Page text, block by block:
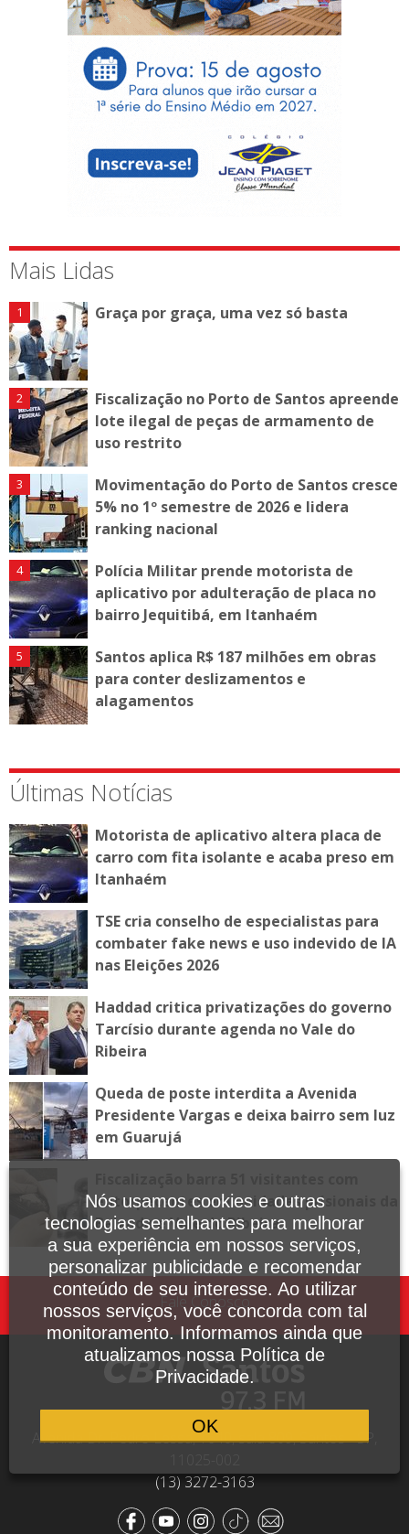
Mais Lidas
Graça por graça, uma vez só basta
Fiscalização no Porto de Santos apreende
lote ilegal de peças de armamento de
uso restrito
Movimentação do Porto de Santos cresce
5% no 1º semestre de 2026 e lidera
ranking nacional
Polícia Militar prende motorista de
aplicativo por adulteração de placa no
bairro Jequitibá, em Itanhaém
Santos aplica R$ 187 milhões em obras
para conter deslizamentos e
alagamentos
Últimas Notícias
Motorista de aplicativo altera placa de
carro com fita isolante e acaba preso em
Itanhaém
TSE cria conselho de especialistas para
combater fake news e uso indevido de IA
nas Eleições 2026
Haddad critica privatizações do governo
Tarcísio durante agenda no Vale do
Ribeira
Queda de poste interdita a Avenida
Presidente Vargas e deixa bairro sem luz
em Guarujá
entorpecentes em unidades prisionais da
Baixada e Vale do Ribeira
Fale Conosco
Avenida Dr. Pedro Lessa, 1640, sala 809, Santos - SP,
(13) 3272-3163
Nós usamos cookies e outras
tecnologias semelhantes para melhorar
a sua experiência em nossos serviços,
personalizar publicidade e recomendar
conteúdo de seu interesse. Ao utilizar
nossos serviços, você concorda com tal
monitoramento. Informamos ainda que
atualizamos nossa Política de
Privacidade.
OK